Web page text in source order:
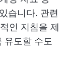
습니다. 관련
인 지침을 제
유도할 수도